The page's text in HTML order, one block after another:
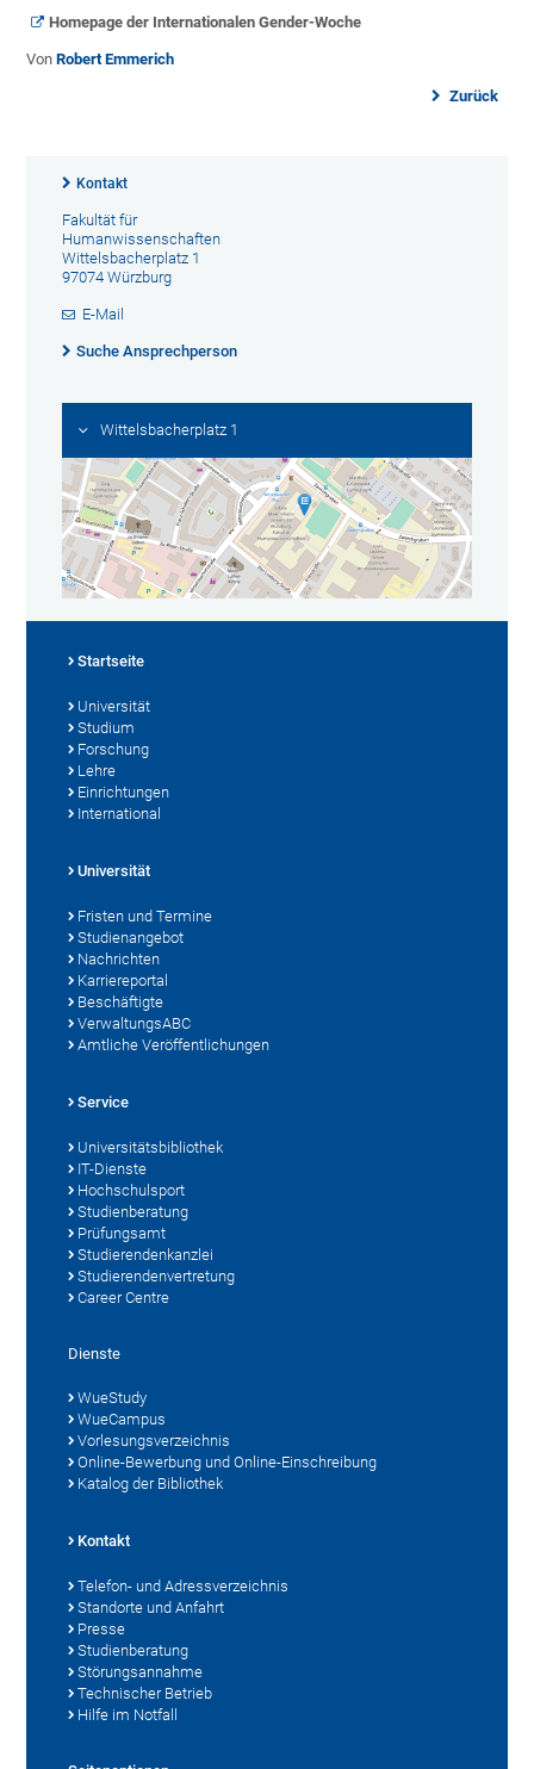
Homepage der Internationalen Gender-Woche
VonRobert Emmerich
Zurück
Kontakt
Fakultät für
Humanwissenschaften
Wittelsbacherplatz 1
97074 Würzburg
E-Mail
Suche Ansprechperson
Wittelsbacherplatz 1
Startseite
Universität
Studium
Forschung
Lehre
Einrichtungen
International
Universität
Fristen und Termine
Studienangebot
Nachrichten
Karriereportal
Beschäftigte
VerwaltungsABC
Amtliche Veröffentlichungen
Service
Universitätsbibliothek
IT-Dienste
Hochschulsport
Studienberatung
Prüfungsamt
Studierendenkanzlei
Studierendenvertretung
Career Centre
Dienste
WueStudy
WueCampus
Vorlesungsverzeichnis
Online-Bewerbung und Online-Einschreibung
Katalog der Bibliothek
Kontakt
Telefon- und Adressverzeichnis
Standorte und Anfahrt
Presse
Studienberatung
Störungsannahme
Technischer Betrieb
Hilfe im Notfall